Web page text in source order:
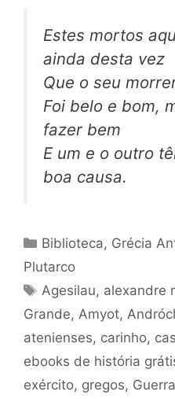
Estes mortos
ainda desta vez
Que o seu
Foi belo e bom,
fazer bem
E um e o outro
boa causa.
Categorias
Biblioteca, Grécia
Plutarco
Tags
Agesilau, alexandre
Grande, Amyot,
atenienses, carinho,
ebooks de história
exército, gregos,